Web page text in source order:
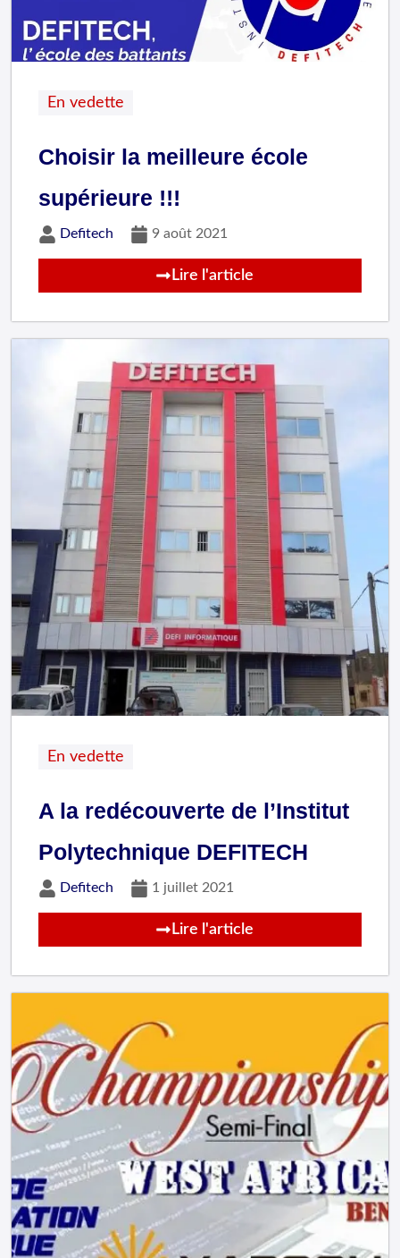
En vedette
Choisir la meilleure école
supérieure !!!
Defitech 9 août 2021
Lire l'article
En vedette
A la redécouverte de l’Institut
Polytechnique DEFITECH
Defitech 1 juillet 2021
Lire l'article